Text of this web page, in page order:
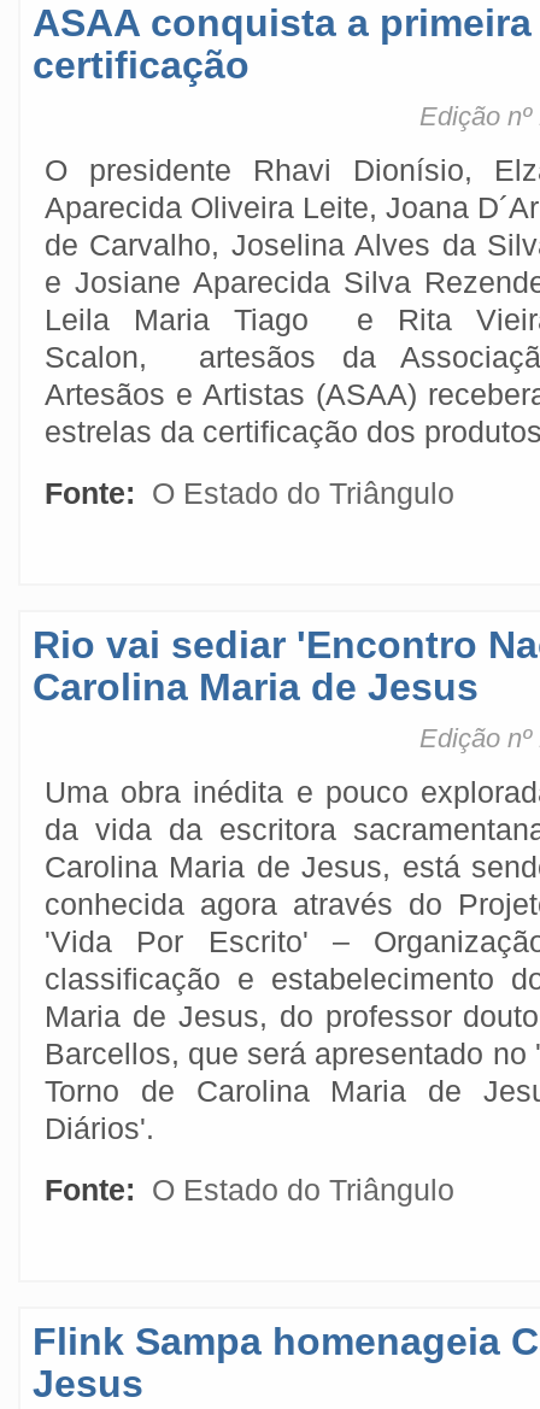
ASAA conquista a
certificação
Edição
O presidente Rhavi Dionísio,
Aparecida Oliveira Leite, Joana
de Carvalho, Joselina Alves da
e Josiane Aparecida Silva
Leila Maria Tiago e Rita
Scalon, artesãos da
Artesãos e Artistas (ASAA)
estrelas da certificação dos
Fonte:
O Estado do Triângulo
Rio vai sediar 'Encontro
Carolina Maria de Jesus
Edição
Uma obra inédita e pouco
da vida da escritora
Carolina Maria de Jesus, está
conhecida agora através do
'Vida Por Escrito' –
classificação e estabelecimento
Maria de Jesus, do professor
Barcellos, que será apresentado
Torno de Carolina Maria de
Diários'.
Fonte:
O Estado do Triângulo
Flink Sampa homenageia
Jesus